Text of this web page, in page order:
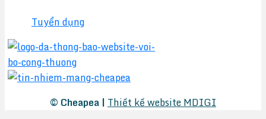
Tuyển dụng
© Cheapea |Thiết kế website MDIGI